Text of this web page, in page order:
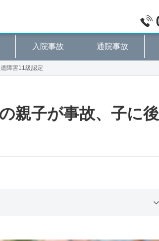
入院事故 通院事故
障害11級認定
親子が事故、子に後